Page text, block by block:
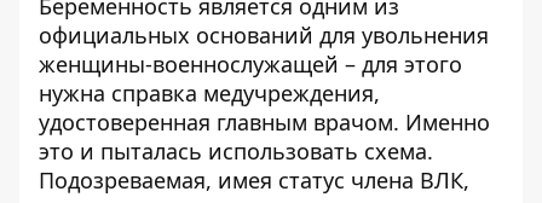
Беременность является одним из
официальных оснований для увольнения
женщины-военнослужащей – для этого
нужна справка медучреждения,
удостоверенная главным врачом. Именно
это и пыталась использовать схема.
Подозреваемая, имея статус члена ВЛК,